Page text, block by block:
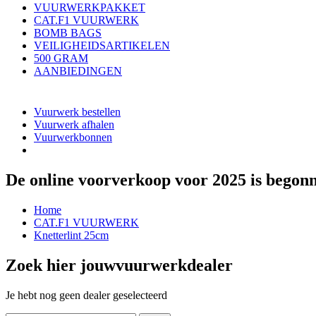
VUURWERKPAKKET
CAT.F1 VUURWERK
BOMB BAGS
VEILIGHEIDSARTIKELEN
500 GRAM
AANBIEDINGEN
Vuurwerk bestellen
Vuurwerk afhalen
Vuurwerkbonnen
De online voorverkoop voor 2025 is
Home
CAT.F1 VUURWERK
Knetterlint 25cm
Zoek hier jouwvuurwerkdealer
Je hebt nog geen dealer geselecteerd